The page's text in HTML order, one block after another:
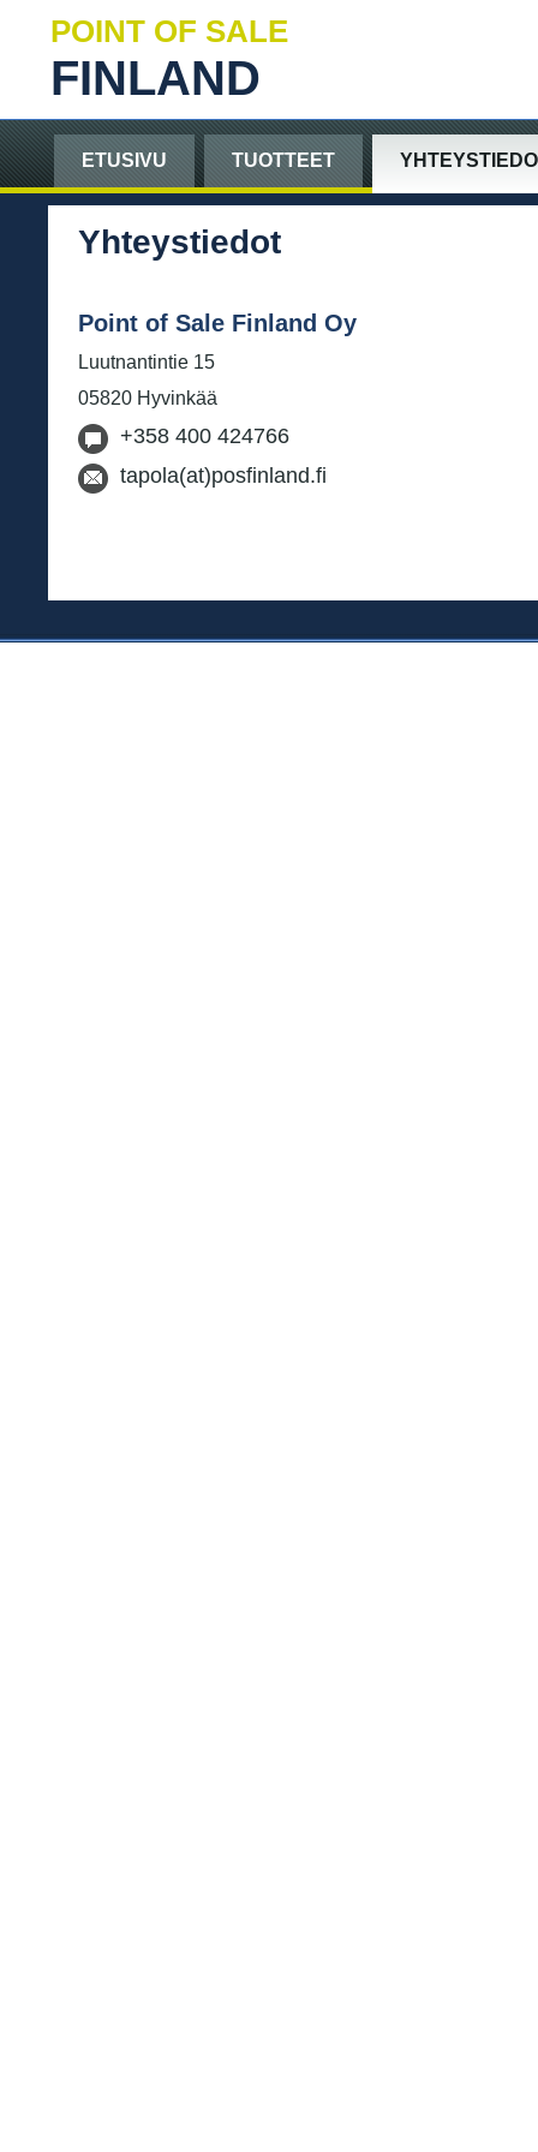
POINT OF SALE
FINLAND
ETUSIVU TUOTTEET
Yhteystiedot
Point of Sale Finland Oy
Luutnantintie 15
05820 Hyvinkää
+358 400 424766
tapola(at)posfinland.fi